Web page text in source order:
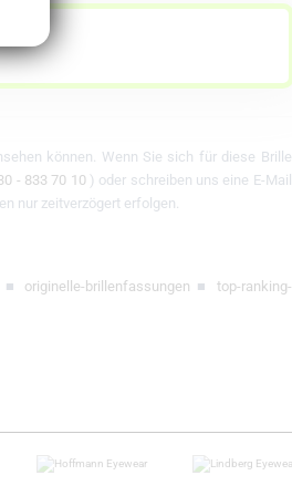
können. Wenn Sie sich für diese Brille
- 833 70 10 ) oder schreiben uns eine E-Mail
nur zeitverzögert erfolgen.
originelle-brillenfassungen ■ top-ranking-